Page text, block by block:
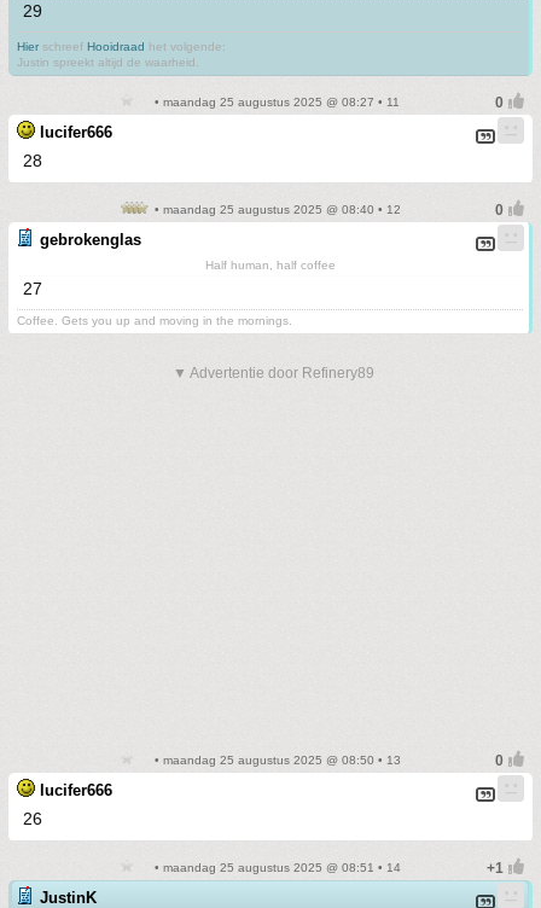
29
Hier schreef Hooidraad het volgende:
Justin spreekt altijd de waarheid.
• maandag 25 augustus 2025 @ 08:27 • 11
lucifer666
28
• maandag 25 augustus 2025 @ 08:40 • 12
gebrokenglas
Half human, half coffee
27
Coffee. Gets you up and moving in the mornings.
▼ Advertentie door Refinery89
• maandag 25 augustus 2025 @ 08:50 • 13
lucifer666
26
• maandag 25 augustus 2025 @ 08:51 • 14
JustinK